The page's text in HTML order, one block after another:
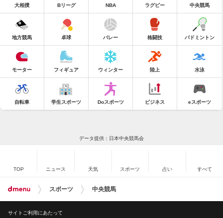
大相撲 Bリーグ NBA ラグビー 中央競馬
地方競馬 卓球 バレー 格闘技 バドミントン
モーター フィギュア ウィンター 陸上 水泳
自転車 学生スポーツ Doスポーツ ビジネス eスポーツ
データ提供：日本中央競馬会
TOP ニュース 天気 スポーツ 占い すべて
スポーツ 中央競馬
サイトご利用にあたって